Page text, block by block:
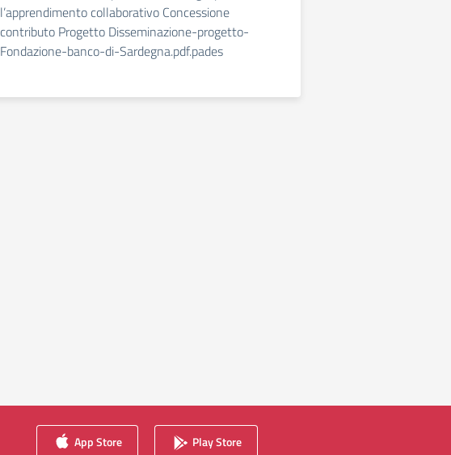
l’apprendimento collaborativo Concessione
contributo Progetto Disseminazione-progetto-
Fondazione-banco-di-Sardegna.pdf.pades
App Store Play Store